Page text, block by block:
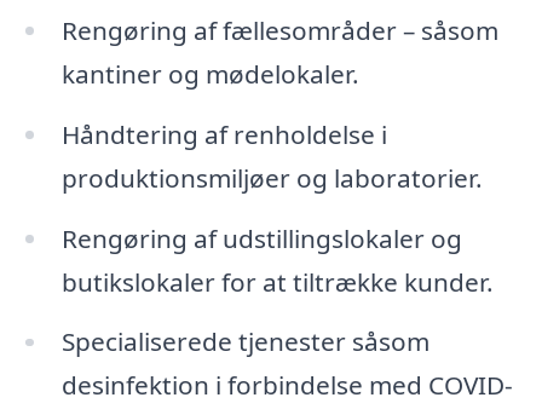
Rengøring af fællesområder – såsom
kantiner og mødelokaler.
Håndtering af renholdelse i
produktionsmiljøer og laboratorier.
Rengøring af udstillingslokaler og
butikslokaler for at tiltrække kunder.
Specialiserede tjenester såsom
desinfektion i forbindelse med COVID-